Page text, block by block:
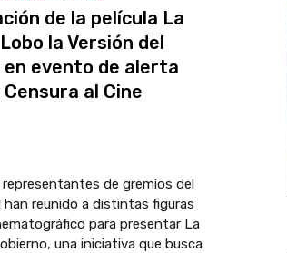
de la película La
la Versión del
en evento de alerta
al Cine
de gremios del
han reunido a distintas figuras
para presentar La
una iniciativa que busca